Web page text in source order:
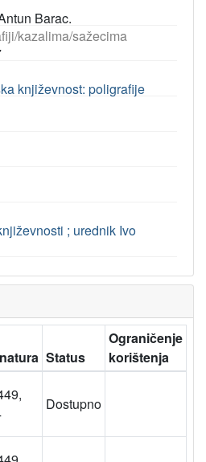
Barac.
kazalima/sažecima
književnost: poligrafije
; urednik Ivo
Status
Ograničenje
korištenja
Dostupno